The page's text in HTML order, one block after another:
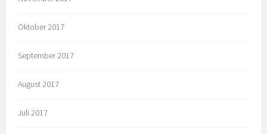
Oktober 2017
September 2017
August 2017
Juli 2017